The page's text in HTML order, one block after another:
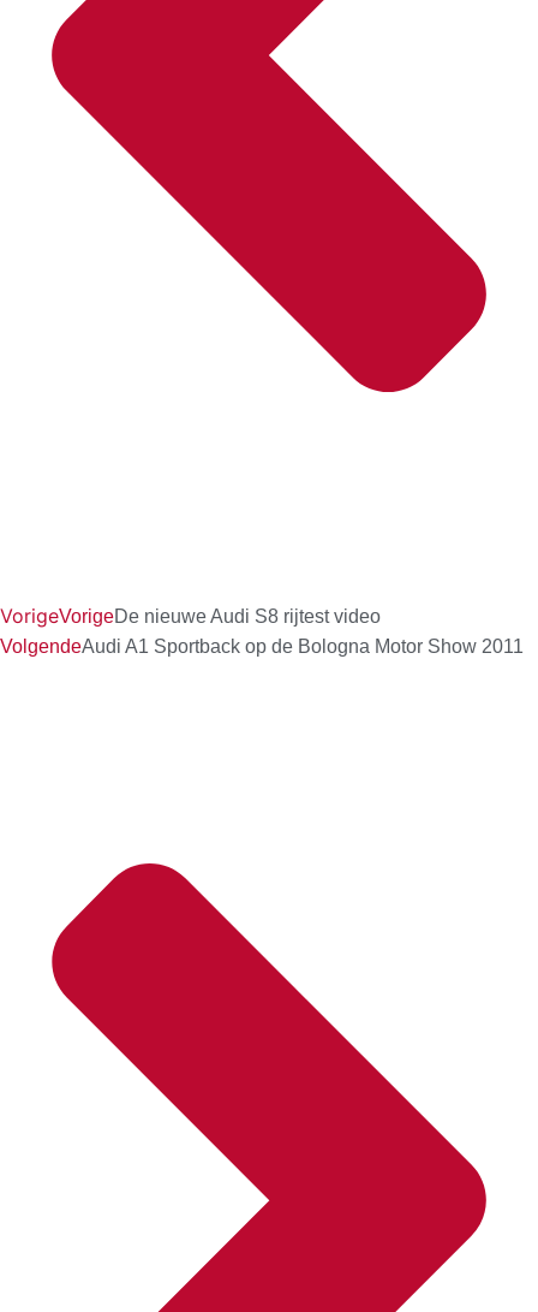
VorigeVorigeDe nieuwe Audi S8 rijtest video
VolgendeAudi A1 Sportback op de Bologna Motor Show 2011